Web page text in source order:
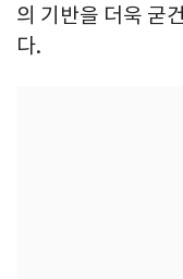
의 기반을 더욱 굳
다.